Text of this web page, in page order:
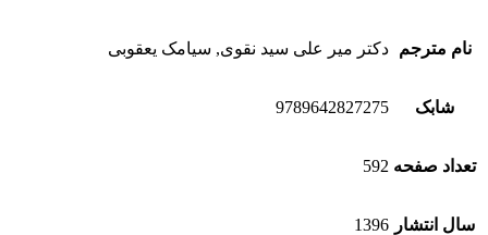
نام مترجم دکتر میر علی سید نقوی, سیامک یعقوبی
شابک 9789642827275
تعداد صفحه 592
سال انتشار 1396